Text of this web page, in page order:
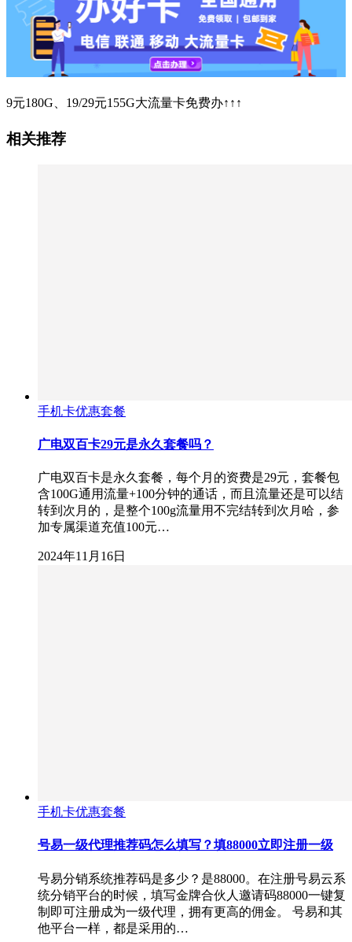
9元180G、19/29元155G大流量卡免费办↑↑↑
相关推荐
手机卡优惠套餐
广电双百卡29元是永久套餐吗？
广电双百卡是永久套餐，每个月的资费是29元，套餐包
含100G通用流量+100分钟的通话，而且流量还是可以结
转到次月的，是整个100g流量用不完结转到次月哈，参
加专属渠道充值100元…
2024年11月16日
手机卡优惠套餐
号易一级代理推荐码怎么填写？填88000立即注册一级
号易分销系统推荐码是多少？是88000。在注册号易云系
统分销平台的时候，填写金牌合伙人邀请码88000一键复
制即可注册成为一级代理，拥有更高的佣金。 号易和其
他平台一样，都是采用的…